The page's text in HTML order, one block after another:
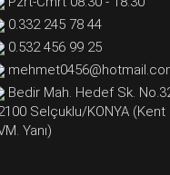
0.332 245 78 44
0.532 456 99 25
Bedir Mah. Hedef Sk.
Selçuklu/KONYA (Kent
Yanı)